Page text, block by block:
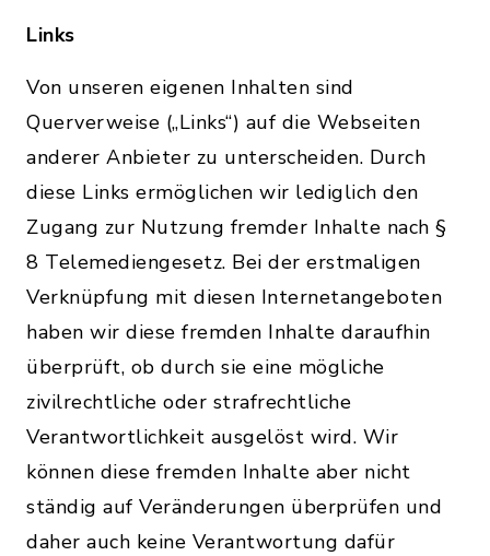
Links
Von unseren eigenen Inhalten sind
Querverweise („Links“) auf die Webseiten
anderer Anbieter zu unterscheiden. Durch
diese Links ermöglichen wir lediglich den
Zugang zur Nutzung fremder Inhalte nach §
8 Telemediengesetz. Bei der erstmaligen
Verknüpfung mit diesen Internetangeboten
haben wir diese fremden Inhalte daraufhin
überprüft, ob durch sie eine mögliche
zivilrechtliche oder strafrechtliche
Verantwortlichkeit ausgelöst wird. Wir
können diese fremden Inhalte aber nicht
ständig auf Veränderungen überprüfen und
daher auch keine Verantwortung dafür